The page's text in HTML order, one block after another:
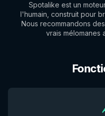
Spotalike est un
l'humain, construit pour
Nous recommandons
vrais mélomanes